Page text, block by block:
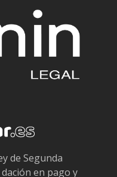
de Segunda
en pago y